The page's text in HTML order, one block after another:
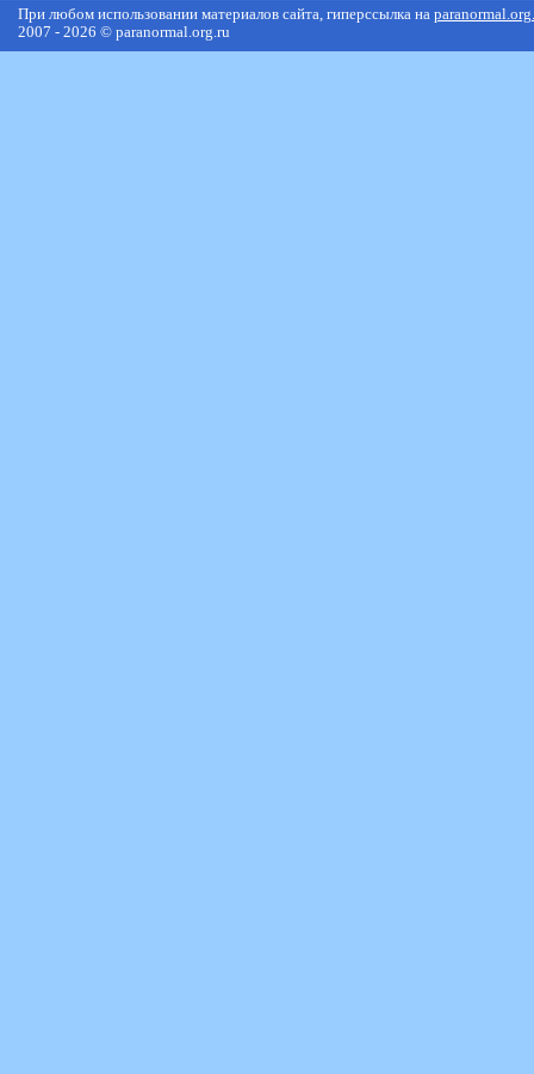
При любом использовании материалов сайта, гиперссылка на
2007 - 2026 © paranormal.org.ru